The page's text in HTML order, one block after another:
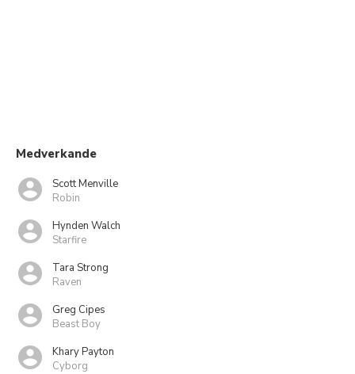
Medverkande
Scott Menville
Robin
Hynden Walch
Starfire
Tara Strong
Raven
Greg Cipes
Beast Boy
Khary Payton
Cyborg